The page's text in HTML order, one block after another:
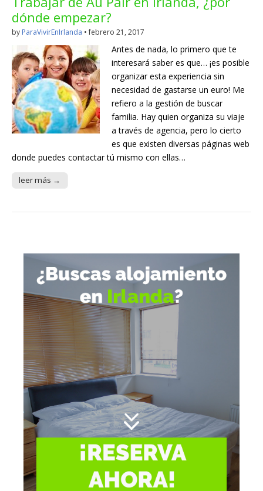
dónde empezar?
by ParaVivirEnIrlanda •febrero 21, 2017
Antes de nada, lo primero que te
interesará saber es que… ¡es posible
organizar esta experiencia sin
necesidad de gastarse un euro! Me
refiero a la gestión de buscar
familia. Hay quien organiza su viaje
a través de agencia, pero lo cierto
es que existen diversas páginas web
donde puedes contactar tú mismo con ellas…
leer más →